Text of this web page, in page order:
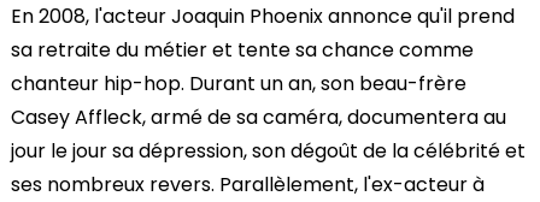
En 2008, l'acteur Joaquin Phoenix annonce qu'il prend
sa retraite du métier et tente sa chance comme
chanteur hip-hop. Durant un an, son beau-frère
Casey Affleck, armé de sa caméra, documentera au
jour le jour sa dépression, son dégoût de la célébrité et
ses nombreux revers. Parallèlement, l'ex-acteur à